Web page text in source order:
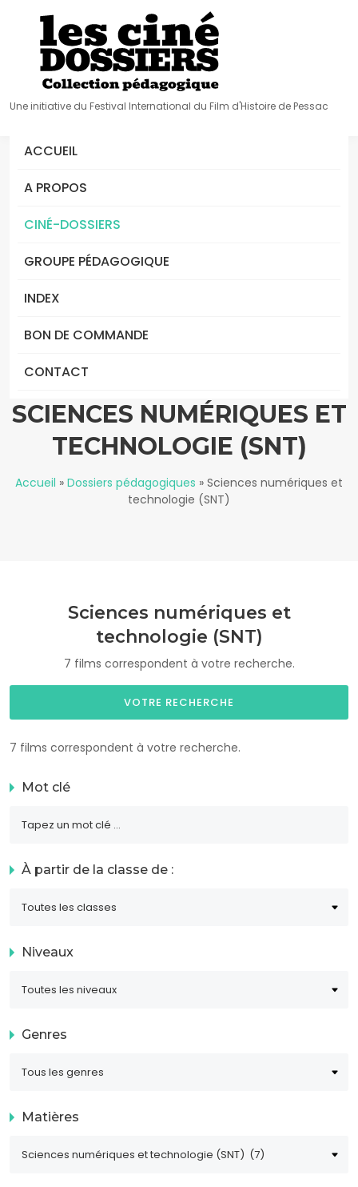
Une initiative du Festival International du Film d'Histoire de Pessac
ACCUEIL
A PROPOS
CINÉ-DOSSIERS
GROUPE PÉDAGOGIQUE
INDEX
BON DE COMMANDE
CONTACT
SCIENCES NUMÉRIQUES ET
TECHNOLOGIE (SNT)
Accueil » Dossiers pédagogiques » Sciences numériques et
technologie (SNT)
Sciences numériques et
technologie (SNT)
7 films correspondent à votre recherche.
VOTRE RECHERCHE
7 films correspondent à votre recherche.
Mot clé
À partir de la classe de :
Niveaux
Genres
Matières